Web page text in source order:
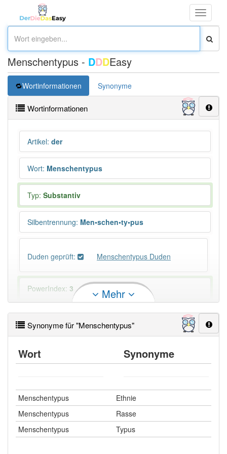
Toggle
Menschentypus - DDDEasy
Wortinformationen Synonyme
Wortinformationen
Artikel: der
Wort: Menschentypus
Typ: Substantiv
Silbentrennung: Men•schen•ty•pus
Duden geprüft: Menschentypus Duden
PowerIndex: 3
Häufigkeit: 4 von 10
96% unserer Spielapp-Nutzer haben den Artikel
korrekt erraten.
Mehr
Synonyme für "Menschentypus"
Wort Synonyme
Menschentypus
Ethnie
Menschentypus
Rasse
Menschentypus
Typus